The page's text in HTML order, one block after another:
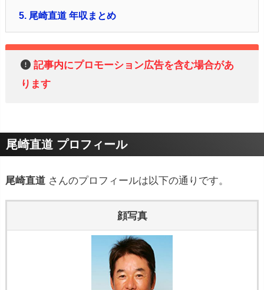
5. 尾崎直道 年収まとめ
記事内にプロモーション広告を含む場合があ
ります
尾崎直道 プロフィール
尾崎直道 さんのプロフィールは以下の通りです。
顔写真